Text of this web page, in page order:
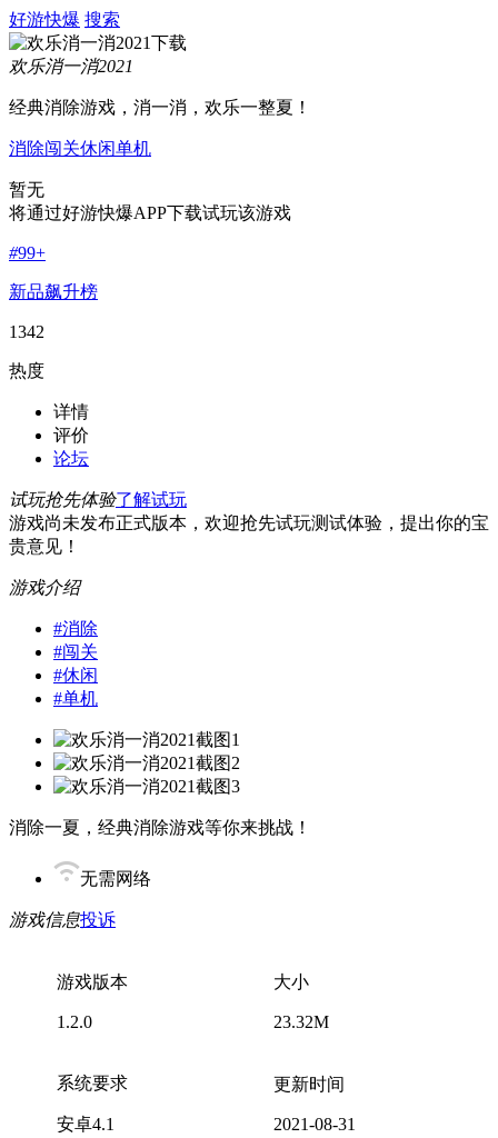
好游快爆 搜索
欢乐消一消2021
经典消除游戏，消一消，欢乐一整夏！
消除闯关休闲单机
暂无
将通过好游快爆APP下载试玩该游戏
#99+
新品飙升榜
1342
热度
详情
评价
论坛
试玩抢先体验了解试玩
游戏尚未发布正式版本，欢迎抢先试玩测试体验，提出你的宝
贵意见！
游戏介绍
#消除
#闯关
#休闲
#单机
消除一夏，经典消除游戏等你来挑战！
无需网络
游戏信息投诉
游戏版本
1.2.0
大小
23.32M
系统要求
安卓4.1
更新时间
2021-08-31